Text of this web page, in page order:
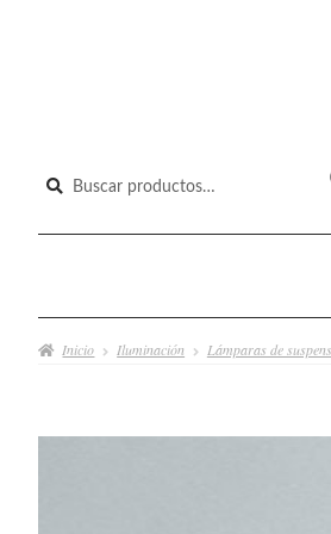
Buscar
Inicio Iluminación Lámparas de